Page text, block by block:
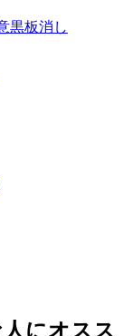
にオスス